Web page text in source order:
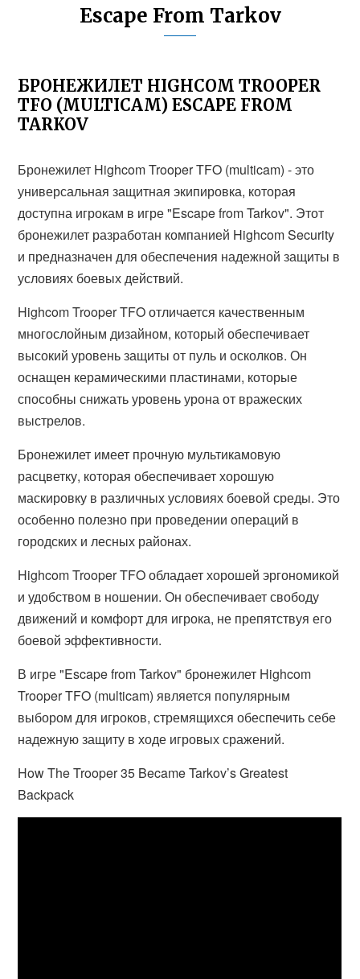
Escape From Tarkov
БРОНЕЖИЛЕТ HIGHCOM TROOPER
TFO (MULTICAM) ESCAPE FROM
TARKOV
Бронежилет Highcom Trooper TFO (multicam) - это
универсальная защитная экипировка, которая
доступна игрокам в игре "Escape from Tarkov". Этот
бронежилет разработан компанией Highcom Security
и предназначен для обеспечения надежной защиты в
условиях боевых действий.
Highcom Trooper TFO отличается качественным
многослойным дизайном, который обеспечивает
высокий уровень защиты от пуль и осколков. Он
оснащен керамическими пластинами, которые
способны снижать уровень урона от вражеских
выстрелов.
Бронежилет имеет прочную мультикамовую
расцветку, которая обеспечивает хорошую
маскировку в различных условиях боевой среды. Это
особенно полезно при проведении операций в
городских и лесных районах.
Highcom Trooper TFO обладает хорошей эргономикой
и удобством в ношении. Он обеспечивает свободу
движений и комфорт для игрока, не препятствуя его
боевой эффективности.
В игре "Escape from Tarkov" бронежилет Highcom
Trooper TFO (multicam) является популярным
выбором для игроков, стремящихся обеспечить себе
надежную защиту в ходе игровых сражений.
How The Trooper 35 Became Tarkov’s Greatest
Backpack